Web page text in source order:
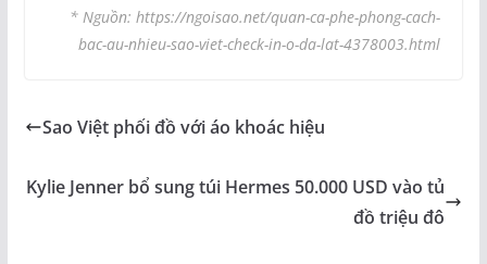
* Nguồn: https://ngoisao.net/quan-ca-phe-phong-cach-
bac-au-nhieu-sao-viet-check-in-o-da-lat-4378003.html
Sao Việt phối đồ với áo khoác hiệu
Kylie Jenner bổ sung túi Hermes 50.000 USD vào tủ
đồ triệu đô